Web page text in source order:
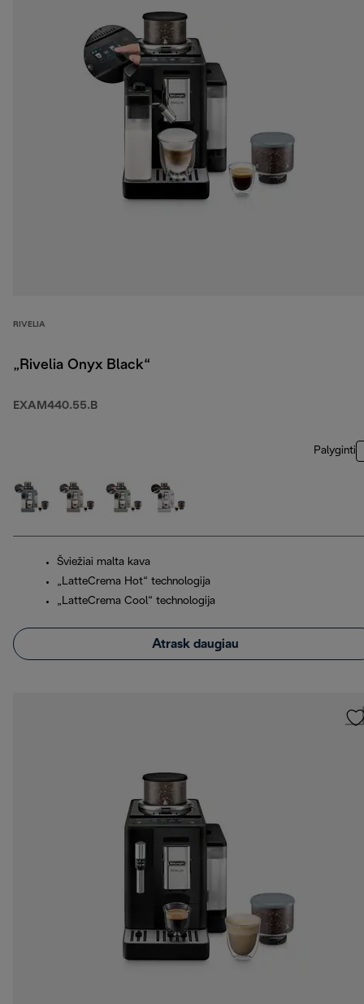
RIVELIA
„Rivelia Onyx Black“
EXAM440.55.B
Palyginti
Šviežiai malta kava
„LatteCrema Hot“ technologija
„LatteCrema Cool“ technologija
Atrask daugiau